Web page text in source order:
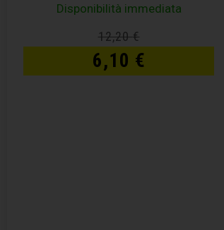
Disponibilità immediata
12,20€
6,10 €